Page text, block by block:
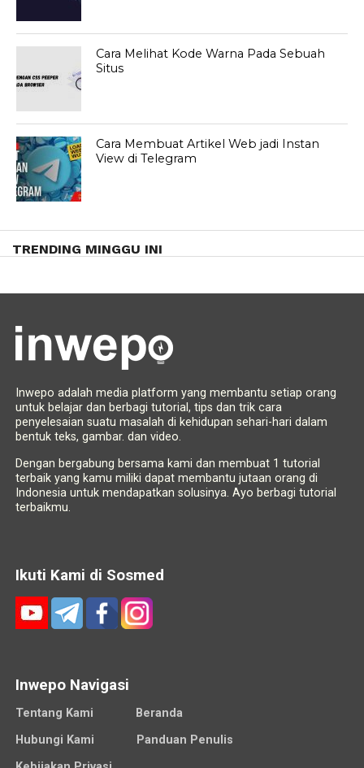
Cara Melihat Kode Warna Pada Sebuah
Situs
Cara Membuat Artikel Web jadi Instan
View di Telegram
TRENDING MINGGU INI
Inwepo adalah media platform yang membantu setiap orang
untuk belajar dan berbagi tutorial, tips dan trik cara
penyelesaian suatu masalah di kehidupan sehari-hari dalam
bentuk teks, gambar. dan video.
Dengan bergabung bersama kami dan membuat 1 tutorial
terbaik yang kamu miliki dapat membantu jutaan orang di
Indonesia untuk mendapatkan solusinya. Ayo berbagi tutorial
terbaikmu.
Ikuti Kami di Sosmed
Inwepo Navigasi
Tentang Kami
Beranda
Hubungi Kami
Panduan Penulis